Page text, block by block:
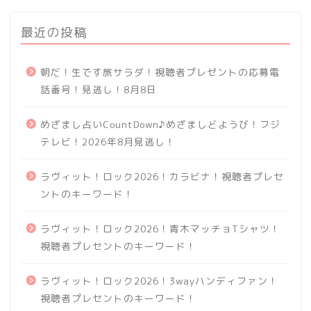
最近の投稿
朝だ！生です旅サラダ！視聴者プレゼントの応募電
話番号！見逃し！8月8日
めざまし占いCountDown♪めざましどようび！フジ
テレビ！2026年8月見逃し！
ラヴィット！ロック2026！カラビナ！視聴者プレセ
ントのキーワード！
ラヴィット！ロック2026！青木マッチョTシャツ！
視聴者プレセントのキーワード！
ラヴィット！ロック2026！3wayハンディファン！
視聴者プレセントのキーワード！